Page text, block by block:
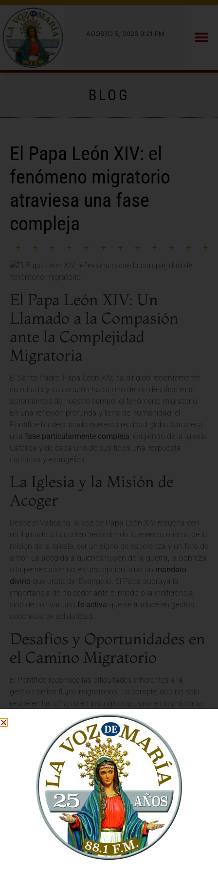
AGOSTO 5, 2026 9:21 PM
BLOG
El Papa León XIV: el
fenómeno migratorio
atraviesa una fase
compleja
El Papa León XIV: Un
Llamado a la Compasión
ante la Complejidad
Migratoria
El Santo Padre, Papa León XIV, ha dirigido recientemente
su mirada y su corazón hacia uno de los desafíos más
apremiantes de nuestro tiempo: el fenómeno migratorio.
En una reflexión profunda y llena de humanidad, el
Pontífice ha destacado que esta realidad global atraviesa
una fase particularmente compleja , exigiendo de la Iglesia
Católica y de cada uno de sus fieles una respuesta
caritativa y evangélica.
La Iglesia y la Misión de
Acoger
Desde el Vaticano, la voz de Papa León XIV resuena con
un llamado a la acción, recordando la esencia misma de la
misión de la Iglesia: ser un signo de esperanza y un faro de
amor. La acogida a quienes huyen de la guerra, la pobreza
o la persecución no es una opción, sino un mandato
divino que brota del Evangelio. El Papa subraya la
importancia de no ceder ante el miedo o la indiferencia,
sino de cultivar una fe activa que se traduce en gestos
concretos de solidaridad.
Desafíos y Oportunidades en
el Camino Migratorio
El Pontífice reconoce las dificultades inherentes a la
gestión de los flujos migratorios. La complejidad no solo
reside en las cifras o en las logísticas, sino en las historias
humanas que hay detrás de cada persona. Familias
separadas, sueños truncados y la búsqueda de un futuro
digno son realidades que el Papa León XIV invita a
contemplar conempatía y discernimiento.
En este contexto, la evangelización se entrelaza con la
caridad. La Iglesia tiene la tarea de ofrecer no solo
asistencia material, sino también acompañamiento
espiritual, creando puentes de entendimiento y
promoviendo una cultura del encuentro. Lamisión de la
se expande en cada rincón del mundo, y el
fenómeno migratorio presenta un terreno fértil para vivir el